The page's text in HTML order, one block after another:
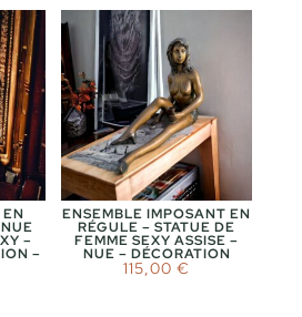
–
–
ENSEMBLE IMPOSANT EN
RÉGULE – STATUE DE
FEMME SEXY ASSISE –
NUE – DÉCORATION
115,00€